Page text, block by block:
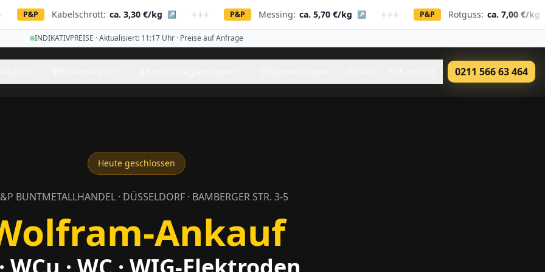
Kabelschrott: ca. 3,30 €/kg ↗ +++ P&P Messing: ca. 5,70 €/kg ↗ +++ P&P Rotguss: ca. 7,00 €/kg ↗ +++
INDIKATIVPREISE · Aktualisiert: 11:17Uhr · Preise auf Anfrage
0211 566 63 464
Heute geschlossen
BUNTMETALLHANDEL · DÜSSELDORF · BAMBERGER STR. 3-5
Ankauf